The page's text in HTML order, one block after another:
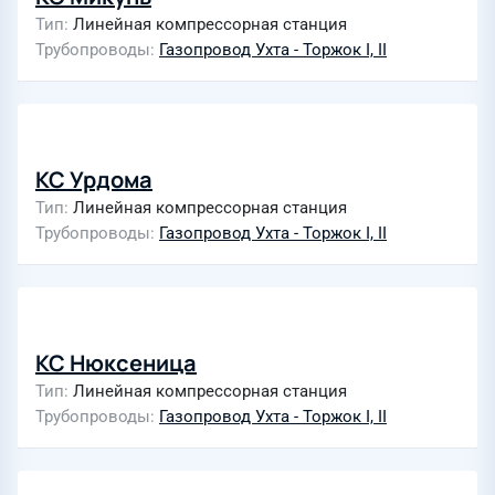
Тип Линейная компрессорная станция
Трубопроводы Газопровод Ухта - Торжок I, II
КС Урдома
Тип Линейная компрессорная станция
Трубопроводы Газопровод Ухта - Торжок I, II
КС Нюксеница
Тип Линейная компрессорная станция
Трубопроводы Газопровод Ухта - Торжок I, II